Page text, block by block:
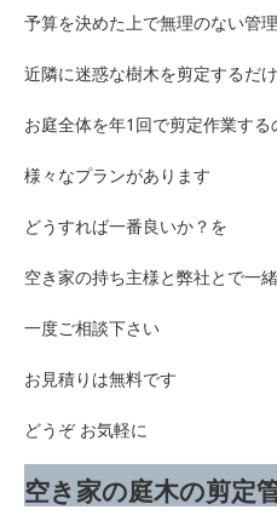
予算を決めた上で無理のない管
近隣に迷惑な樹木を剪定するだ
お庭全体を年1回で剪定作業する
様々なプランがあります
どうすれば一番良いか？を
空き家の持ち主様と弊社とで一
一度ご相談下さい
お見積りは無料です
どうぞ お気軽に
空き家の庭木の剪定